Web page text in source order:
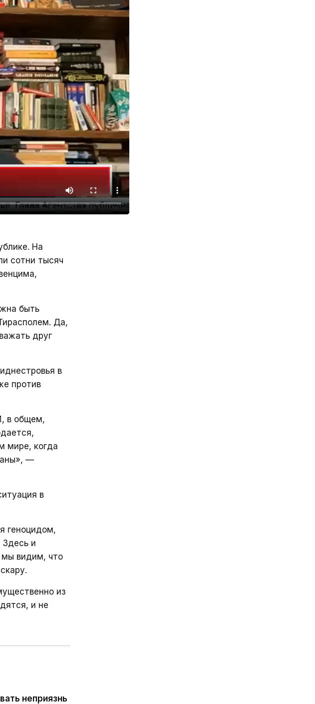
На
сотни тысяч
быть
Да,
друг
в
против
в общем,
мире, когда
—
в
геноцидом,
Здесь и
мы видим, что
из
и не
неприязнь